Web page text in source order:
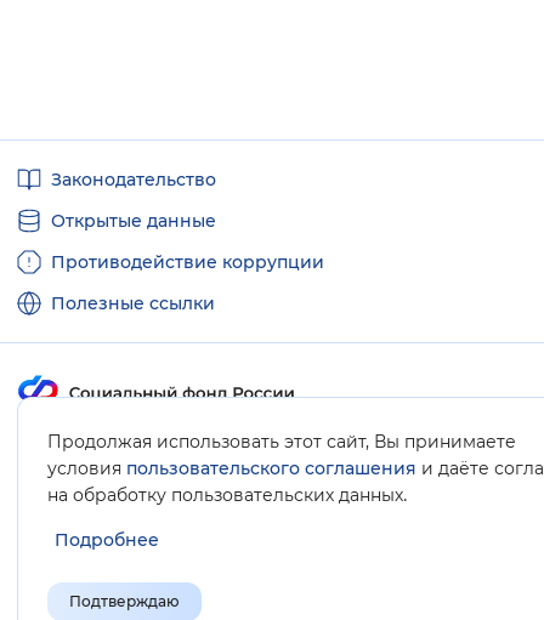
Продолжая использовать этот сайт, Вы принимаете
условия пользовательского соглашения и даёте
на обработку пользовательских данных.
Подробнее
Подтверждаю
ссылкиЗаконодательство
Открытые данные
Противодействие коррупции
Полезные ссылки
Карта сайта